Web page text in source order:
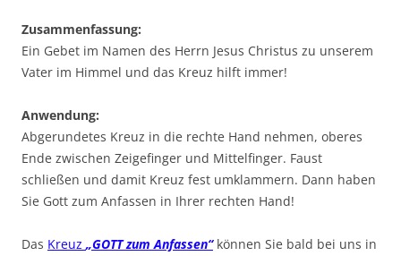
Zusammenfassung:
Ein Gebet im Namen des Herrn Jesus Christus zu unserem
Vater im Himmel und das Kreuz hilft immer!
Anwendung:
Abgerundetes Kreuz in die rechte Hand nehmen, oberes
Ende zwischen Zeigefinger und Mittelfinger. Faust
schließen und damit Kreuz fest umklammern. Dann haben
Sie Gott zum Anfassen in Ihrer rechten Hand!
Das Kreuz „GOTT zum Anfassen“können Sie bald bei uns in